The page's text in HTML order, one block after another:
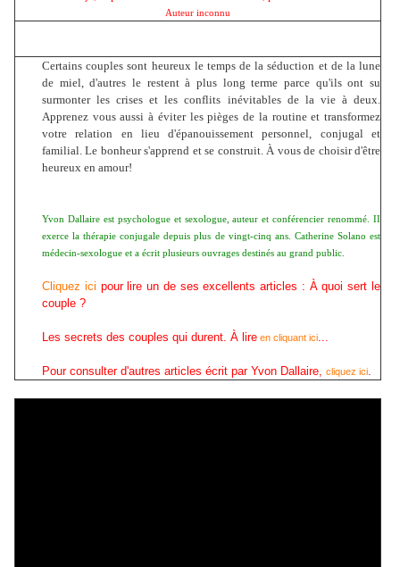
Auteur inconnu
Certains couples sont heureux le temps de la séduction et de la lune
de miel, d'autres le restent à plus long terme parce qu'ils ont su
surmonter les crises et les conflits inévitables de la vie à deux.
Apprenez vous aussi à éviter les pièges de la routine et transformez
votre relation en lieu d'épanouissement personnel, conjugal et
familial. Le bonheur s'apprend et se construit. À vous de choisir d'être
heureux en amour!
Yvon Dallaire est psychologue et sexologue, auteur et conférencier renommé. II
exerce la thérapie conjugale depuis plus de vingt-cinq ans. Catherine Solano est
médecin-sexologue et a écrit plusieurs ouvrages destinés au grand public.
Cliquez ici pour lire un de ses excellents articles : À quoi sert le
couple ?
Les secrets des couples qui durent. À lire en cliquant ici...
Pour consulter d'autres articles écrit par Yvon Dallaire, cliquez ici.